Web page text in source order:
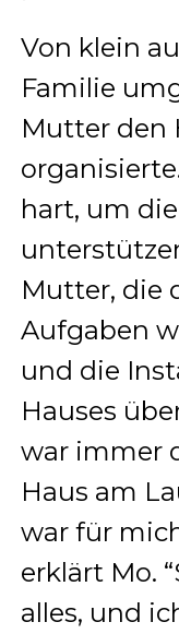
Von klein
Familie
Mutter den
hart, um
Mutter, die
Aufgaben
und die
Hauses
war immer
Haus am
war für
erklärt Mo.
alles, und